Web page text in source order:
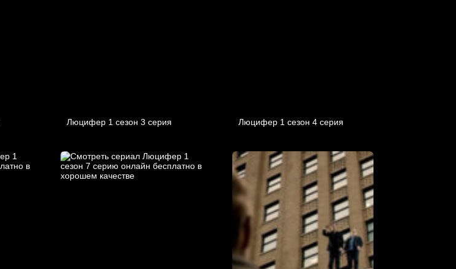
Люцифер 1 cезон 3 cерия Люцифер 1 cезон 4 cерия